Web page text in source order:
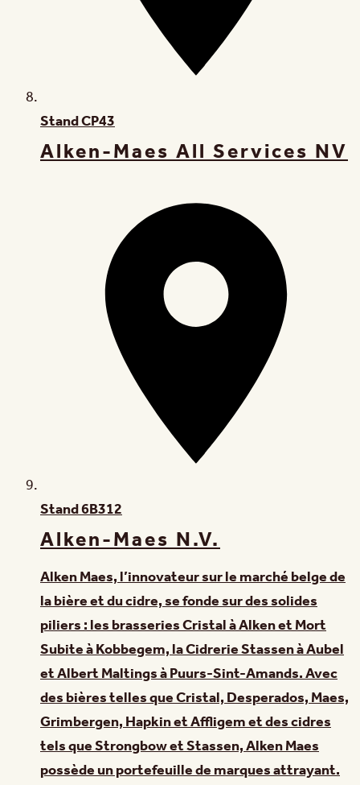
StandCP43
Alken-Maes All Services NV
Stand6B312
Alken-Maes N.V.
Alken Maes, l’innovateur sur le marché belge de
la bière et du cidre, se fonde sur des solides
piliers : les brasseries Cristal à Alken et Mort
Subite à Kobbegem, la Cidrerie Stassen à Aubel
et Albert Maltings à Puurs-Sint-Amands. Avec
des bières telles que Cristal, Desperados, Maes,
Grimbergen, Hapkin et Affligem et des cidres
tels que Strongbow et Stassen, Alken Maes
possède un portefeuille de marques attrayant.